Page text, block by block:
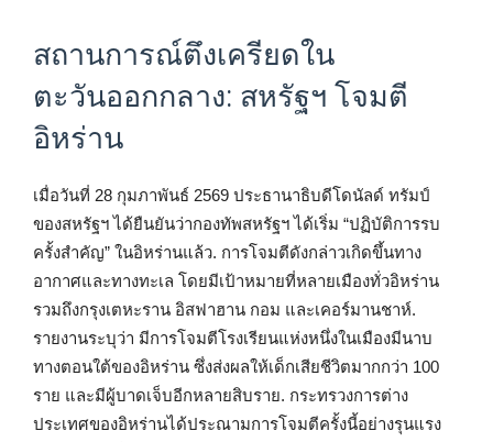
สถานการณ์ตึงเครียดใน
ตะวันออกกลาง: สหรัฐฯ โจมตี
อิหร่าน
เมื่อวันที่ 28 กุมภาพันธ์ 2569 ประธานาธิบดีโดนัลด์ ทรัมป์
ของสหรัฐฯ ได้ยืนยันว่ากองทัพสหรัฐฯ ได้เริ่ม “ปฏิบัติการรบ
ครั้งสำคัญ” ในอิหร่านแล้ว. การโจมตีดังกล่าวเกิดขึ้นทาง
อากาศและทางทะเล โดยมีเป้าหมายที่หลายเมืองทั่วอิหร่าน
รวมถึงกรุงเตหะราน อิสฟาฮาน กอม และเคอร์มานชาห์.
รายงานระบุว่า มีการโจมตีโรงเรียนแห่งหนึ่งในเมืองมีนาบ
ทางตอนใต้ของอิหร่าน ซึ่งส่งผลให้เด็กเสียชีวิตมากกว่า 100
ราย และมีผู้บาดเจ็บอีกหลายสิบราย. กระทรวงการต่าง
ประเทศของอิหร่านได้ประณามการโจมตีครั้งนี้อย่างรุนแรง